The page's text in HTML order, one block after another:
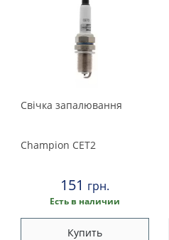
Свічка запалювання
Champion CET2
151 грн.
Есть в наличии
Купить